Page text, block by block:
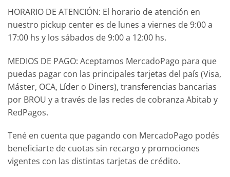
HORARIO DE ATENCIÓN: El horario de atención en
nuestro pickup center es de lunes a viernes de 9:00 a
17:00 hs y los sábados de 9:00 a 12:00 hs.
MEDIOS DE PAGO: Aceptamos MercadoPago para que
puedas pagar con las principales tarjetas del país (Visa,
Máster, OCA, Líder o Diners), transferencias bancarias
por BROU y a través de las redes de cobranza Abitab y
RedPagos.
Tené en cuenta que pagando con MercadoPago podés
beneficiarte de cuotas sin recargo y promociones
vigentes con las distintas tarjetas de crédito.